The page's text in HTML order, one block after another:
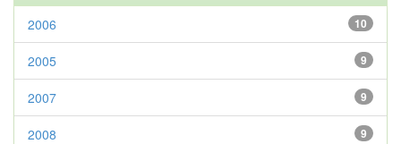
10
2006
9
2005
9
2007
9
2008